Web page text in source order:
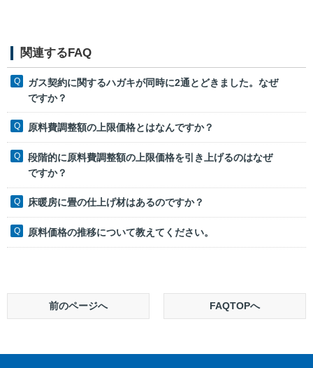
関連するFAQ
ガス契約に関するハガキが同時に2通とどきました。なぜ
ですか？
原料費調整額の上限価格とはなんですか？
段階的に原料費調整額の上限価格を引き上げるのはなぜ
ですか？
床暖房に畳の仕上げ材はあるのですか？
原料価格の推移について教えてください。
前のページへ FAQTOPへ